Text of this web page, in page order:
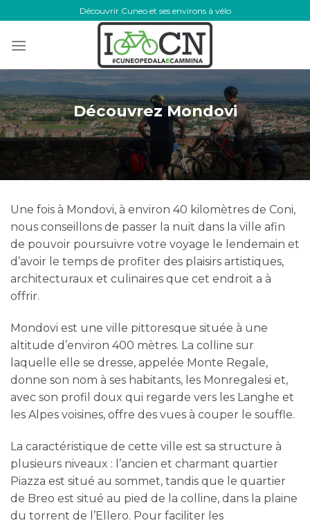
to
content
Découvrir Cuneo et ses environs à vélo
Découvrez Mondovi
Une fois à Mondovi, à environ 40 kilomètres de Coni,
nous conseillons de passer la nuit dans la ville afin
de pouvoir poursuivre votre voyage le lendemain et
d’avoir le temps de profiter des plaisirs artistiques,
architecturaux et culinaires que cet endroit a à
offrir.
Mondovi est une ville pittoresque située à une
altitude d’environ 400 mètres. La colline sur
laquelle elle se dresse, appelée Monte Regale,
donne son nom à ses habitants, les Monregalesi et,
avec son profil doux qui regarde vers les Langhe et
les Alpes voisines, offre des vues à couper le souffle.
La caractéristique de cette ville est sa structure à
plusieurs niveaux : l’ancien et charmant quartier
Piazza est situé au sommet, tandis que le quartier
de Breo est situé au pied de la colline, dans la plaine
du torrent de l’Ellero. Pour faciliter les